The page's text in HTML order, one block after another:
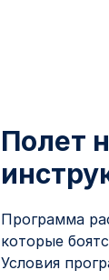
Полет
Программа
которые
Условия